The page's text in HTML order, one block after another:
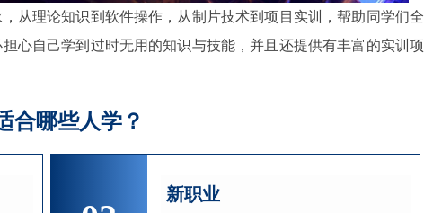
从理论知识到软件操作，从制片技术到项目实训，帮助同学们全
心自己学到过时无用的知识与技能，并且还提供有丰富的实训项
合哪些人学？
新职业